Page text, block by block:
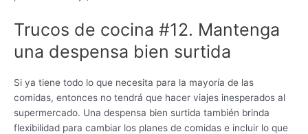
Trucos de cocina #12. Mantenga
una despensa bien surtida
Si ya tiene todo lo que necesita para la mayoría de las
comidas, entonces no tendrá que hacer viajes inesperados al
supermercado. Una despensa bien surtida también brinda
flexibilidad para cambiar los planes de comidas e incluir lo que